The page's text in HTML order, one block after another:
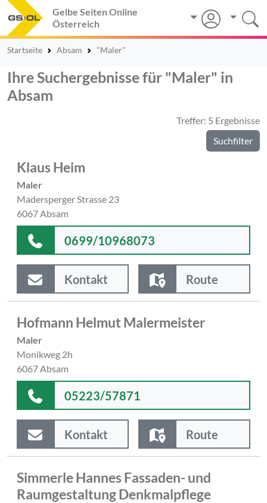
Gelbe Seiten Online
Österreich
Startseite Absam "Maler"
Ihre Suchergebnisse für "Maler" in
Absam
Treffer: 5 Ergebnisse
Suchfilter
Klaus Heim
Maler
Madersperger Strasse 23
6067 Absam
0699/10968073
Kontakt Route
Hofmann Helmut Malermeister
Maler
Monikweg 2h
6067 Absam
05223/57871
Kontakt Route
Simmerle Hannes Fassaden- und
Raumgestaltung Denkmalpflege